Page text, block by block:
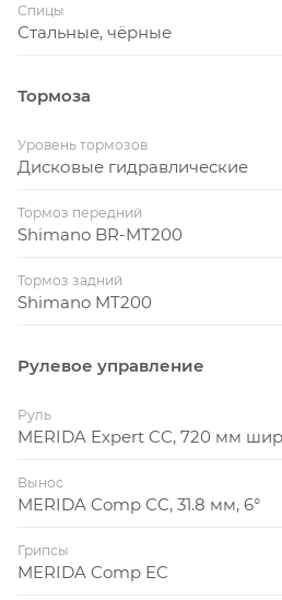
Спицы
Стальные, чёрные
Тормоза
Уровень тормозов
Дисковые гидравлические
Тормоз передний
Shimano BR-MT200
Тормоз задний
Shimano MT200
Рулевое управление
Руль
MERIDA Expert CC, 720 мм
Вынос
MERIDA Comp CC, 31.8 мм, 6°
Грипсы
MERIDA Comp EC